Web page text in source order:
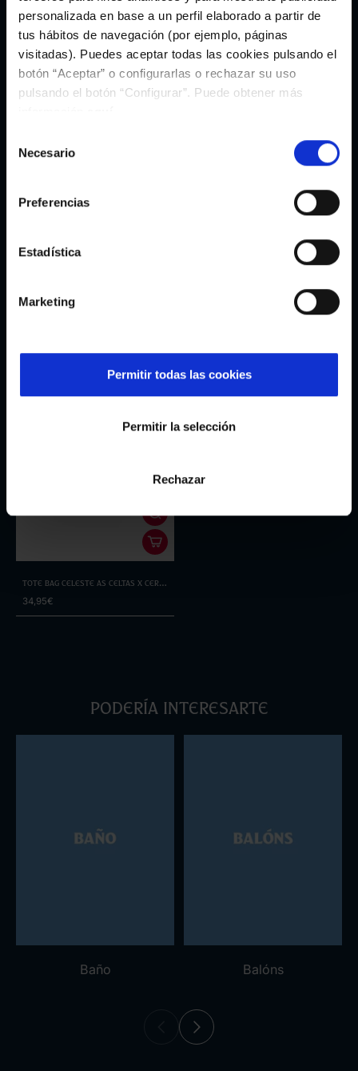
personalizada en base a un perfil elaborado a partir de
tus hábitos de navegación (por ejemplo, páginas
visitadas). Puedes aceptar todas las cookies pulsando el
botón “Aceptar” o configurarlas o rechazar su uso
pulsando el botón “Configurar”. Puede obtener más
Necesario
Preferencias
Estadística
Marketing
Permitir todas las cookies
Permitir la selección
Rechazar
19,95€
19,95€
Tote Bag Celeste As Celtas x Cero
de Costa
34,95€
Podería interesarte
Baño Balóns